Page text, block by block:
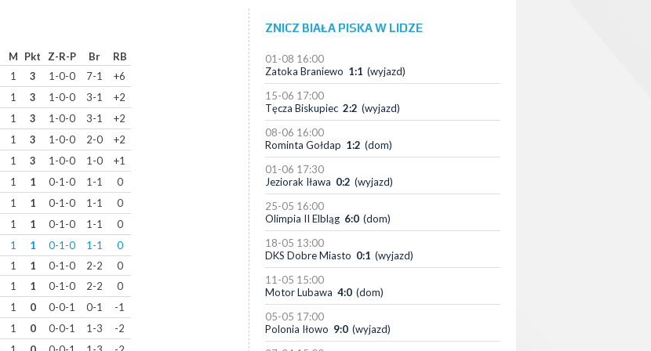
M Pkt Z-R-P Br
RB
1 3 1-0-0 7-1
+6
1 3 1-0-0 3-1
+2
1 3 1-0-0 3-1
+2
1 3 1-0-0 2-0
+2
1 3 1-0-0 1-0
+1
1 1 0-1-0 1-1
0
1 1 0-1-0 1-1
0
1 1 0-1-0 1-1
0
1 1 0-1-0 1-1
0
1 1 0-1-0 2-2
0
1 1 0-1-0 2-2
0
1 0 0-0-1 0-1
-1
1 0 0-0-1 1-3
-2
ZNICZ BIAŁA PISKA W LIDZE
01-08 16:00
Zatoka Braniewo 1:1 (wyjazd)
15-06 17:00
Tęcza Biskupiec 2:2 (wyjazd)
08-06 16:00
Rominta Gołdap 1:2 (dom)
01-06 17:30
Jeziorak Iława 0:2 (wyjazd)
25-05 16:00
Olimpia II Elbląg 6:0 (dom)
18-05 13:00
DKS Dobre Miasto 0:1 (wyjazd)
11-05 15:00
Motor Lubawa 4:0 (dom)
05-05 17:00
Polonia Iłowo 9:0 (wyjazd)